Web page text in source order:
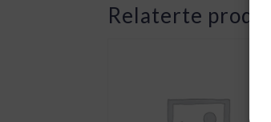
Relaterte